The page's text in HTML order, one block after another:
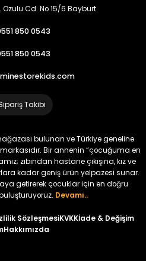
Cd. No 15/6 Bayburt
850 0543
850 0543
Takibi
bulunan ve Türkiye geneline
Bir annenin “çocuğuma en
zıbından hastane çıkışına, kız ve
kadar geniş ürün yelpazesi sunar.
getirerek çocuklar için en doğru
Devamı..
SözleşmesiKVKKİade & Değişim
Hakkımızda